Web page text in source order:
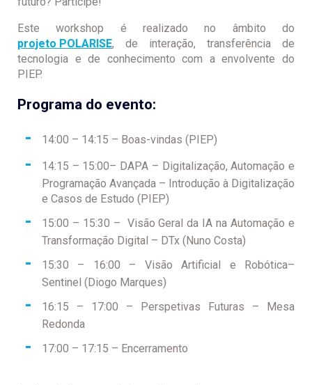
Este workshop é realizado no âmbito do
projeto POLARISE, de interação, transferência de
tecnologia e de conhecimento com a envolvente do
PIEP.
Programa do evento:
14:00 – 14:15 – Boas-vindas (PIEP)
14:15 – 15:00– DAPA – Digitalização, Automação e
Programação Avançada – Introdução à Digitalização
e Casos de Estudo (PIEP)
15:00 – 15:30 – Visão Geral da IA na Automação e
Transformação Digital – DTx (Nuno Costa)
15:30 – 16:00 – Visão Artificial e Robótica–
Sentinel (Diogo Marques)
16:15 – 17:00 – Perspetivas Futuras – Mesa
Redonda
17:00 – 17:15 – Encerramento